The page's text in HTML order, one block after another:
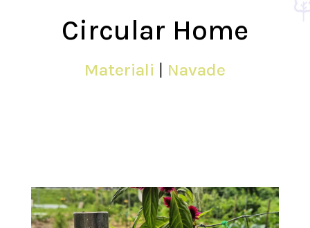
Circular Home
Materiali | Navade